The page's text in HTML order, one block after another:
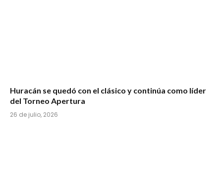
Huracán se quedó con el clásico y continúa como líder
del Torneo Apertura
26 de julio, 2026